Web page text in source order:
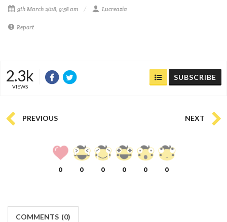
9th March 2018, 9:58 am Lucreazia
Report
2.3k
VIEWS
SUBSCRIBE
PREVIOUS NEXT
0 0 0 0 0 0
COMMENTS (0)